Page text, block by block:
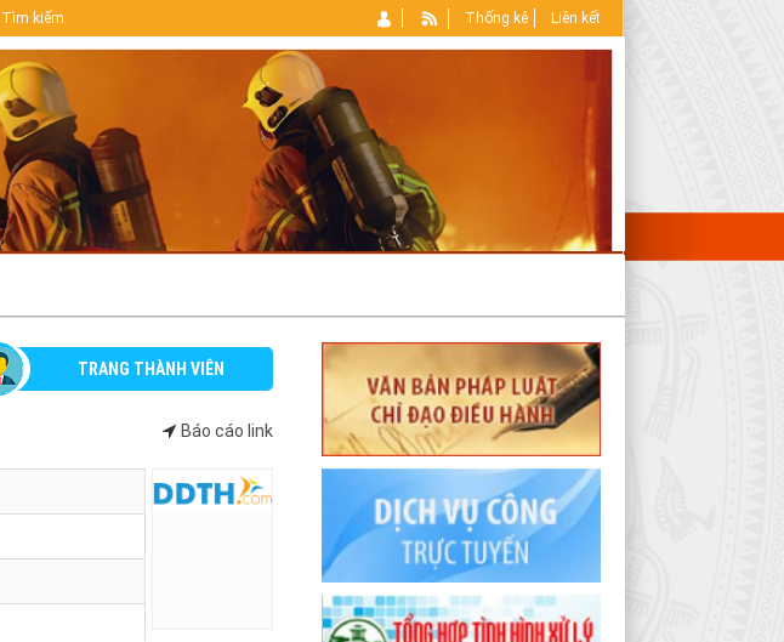
Tìm kiếm Thống kê Liên kết
TRANG THÀNH VIÊN
Báo cáo link